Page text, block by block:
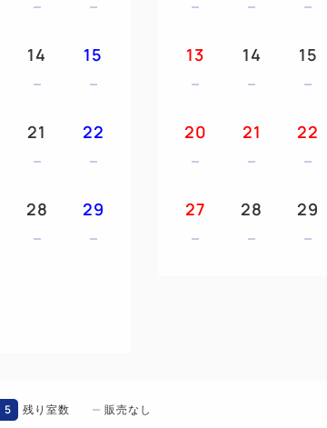
14 15
21 22
28 29
13 14 15
20 21 22
27 28 29
5 残り室数 販売なし